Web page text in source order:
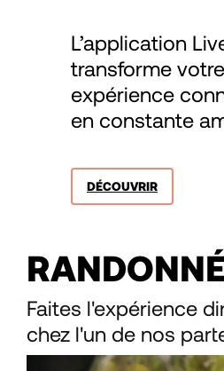
L’application
transforme
expérience
en constante
DÉCOUVRIR
Faites l'expérience
chez l'un de nos